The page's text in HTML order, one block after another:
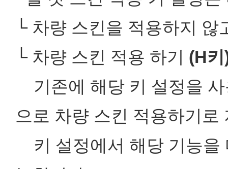
└ 차량 스킨을 적용하지
└ 차량 스킨 적용 하기 (H키
기존에 해당 키 설정을 사
으로 차량 스킨 적용하기
키 설정에서 해당 기능을